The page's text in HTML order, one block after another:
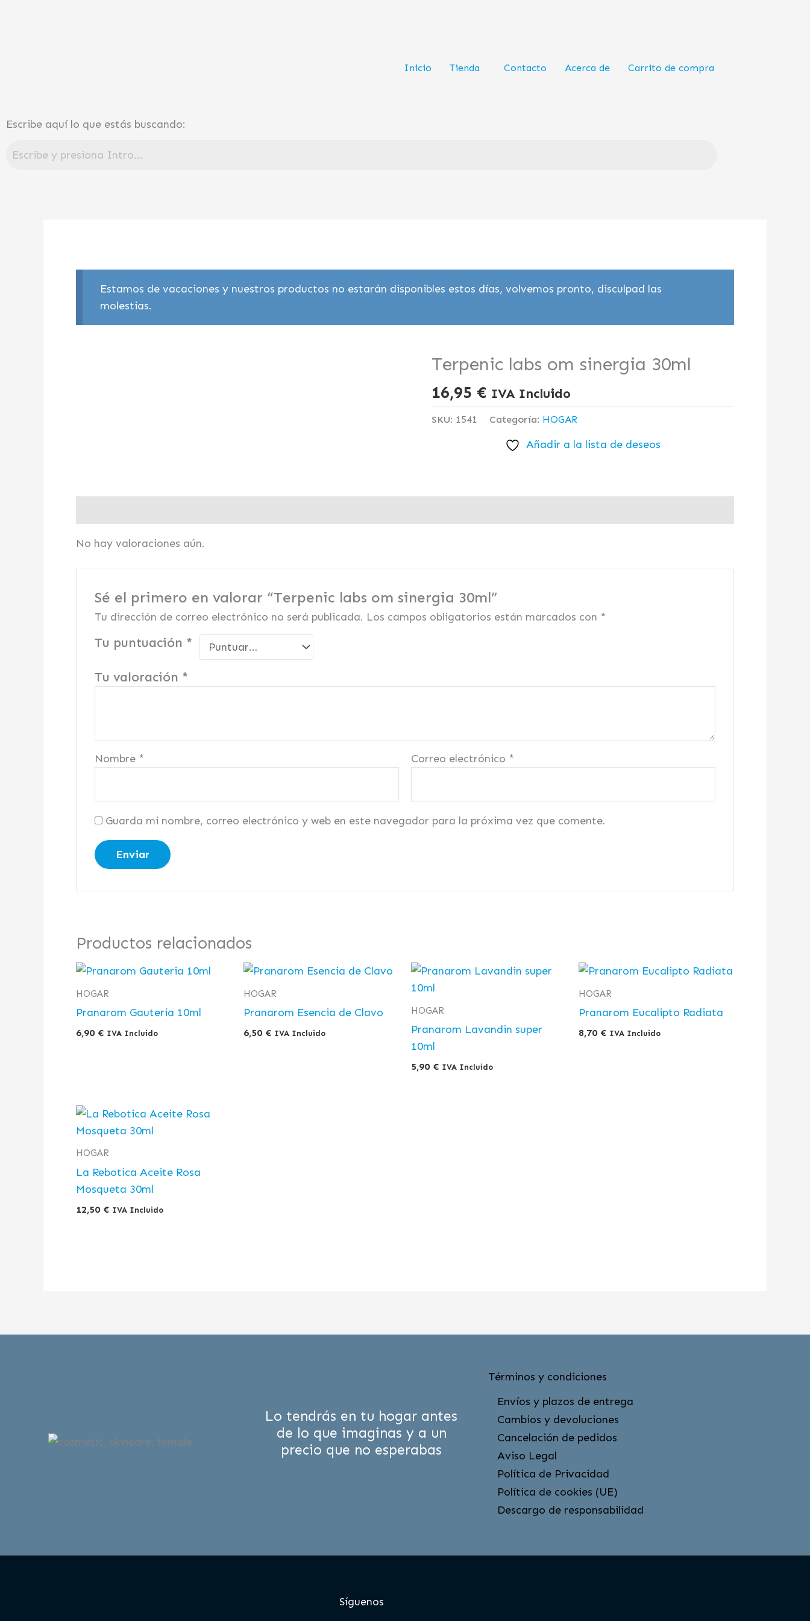
Inicio Tienda Contacto Acerca de Carrito de compra
Escribe aquí lo que estás buscando:
Estamos de vacaciones y nuestros productos no estarán disponibles estos días, volvemos pronto, disculpad las
molestias.
Terpenic labs om sinergia 30ml
16,95 € IVA Incluido
SKU: 1541 Categoría: HOGAR
Añadir a la lista de deseos
No hay valoraciones aún.
Sé el primero en valorar “Terpenic labs om sinergia 30ml”
Tu dirección de correo electrónico no será publicada. Los campos obligatorios están marcados con *
Tu puntuación *
Tu valoración *
Nombre * Correo electrónico *
Guarda mi nombre, correo electrónico y web en este navegador para la próxima vez que comente.
Productos relacionados
HOGAR
Pranarom Gauteria 10ml
6,90 € IVA Incluido
HOGAR
Pranarom Esencia de Clavo
6,50 € IVA Incluido
HOGAR
Pranarom Lavandin super
10ml
5,90 € IVA Incluido
HOGAR
Pranarom Eucalipto Radiata
8,70 € IVA Incluido
HOGAR
La Rebotica Aceite Rosa
Mosqueta 30ml
12,50 € IVA Incluido
Lo tendrás en tu hogar antes
de lo que imaginas y a un
precio que no esperabas
Términos y condiciones
Envíos y plazos de entrega
Cambios y devoluciones
Cancelación de pedidos
Aviso Legal
Política de Privacidad
Política de cookies (UE)
Descargo de responsabilidad
Síguenos